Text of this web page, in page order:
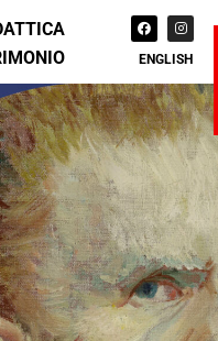
ENGLISH